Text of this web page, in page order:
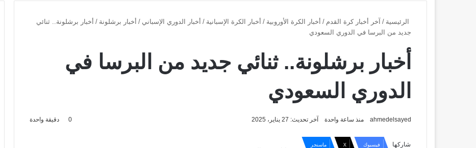
الرئيسية / آخر أخبار كرة القدم / أخبار الكرة الأوروبية / أخبار الكرة الإسبانية / أخبار الدوري الإسباني / أخبار برشلونة / أخبار برشلونة.. ثنائي
جديد من البرسا في الدوري السعودي
أخبار برشلونة.. ثنائي جديد من البرسا في
الدوري السعودي
ahmedelsayed منذ ساعة واحدة آخر تحديث: 27 يناير، 2025 0 دقيقة واحدة
شاركها فيسبوك X ماسنجر